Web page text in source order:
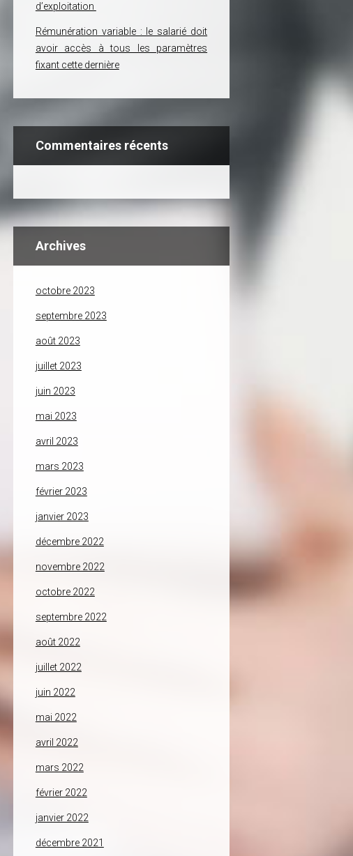
d’exploitation
Rémunération variable : le salarié doit
avoir accès à tous les paramètres
fixant cette dernière
Commentaires récents
Archives
octobre 2023
septembre 2023
août 2023
juillet 2023
juin 2023
mai 2023
avril 2023
mars 2023
février 2023
janvier 2023
décembre 2022
novembre 2022
octobre 2022
septembre 2022
août 2022
juillet 2022
juin 2022
mai 2022
avril 2022
mars 2022
février 2022
janvier 2022
décembre 2021